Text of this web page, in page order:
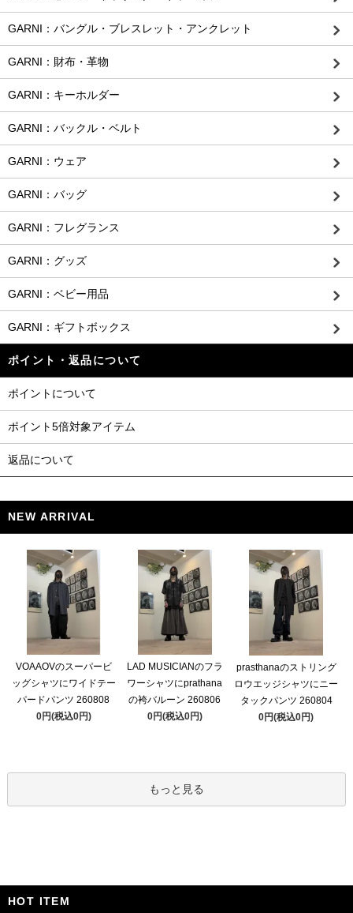
GARNI：バングル・ブレスレット・アンクレット
GARNI：財布・革物
GARNI：キーホルダー
GARNI：バックル・ベルト
GARNI：ウェア
GARNI：バッグ
GARNI：フレグランス
GARNI：グッズ
GARNI：ベビー用品
GARNI：ギフトボックス
ポイント・返品について
ポイントについて
ポイント5倍対象アイテム
返品について
NEW ARRIVAL
VOAAOVのスーパービ
ッグシャツにワイドテー
パードパンツ 260808
0円(税込0円)
LAD MUSICIANのフラ
ワーシャツにprathana
の袴バルーン 260806
0円(税込0円)
prasthanaのストリング
ロウエッジシャツにニー
タックパンツ 260804
0円(税込0円)
もっと見る
HOT ITEM